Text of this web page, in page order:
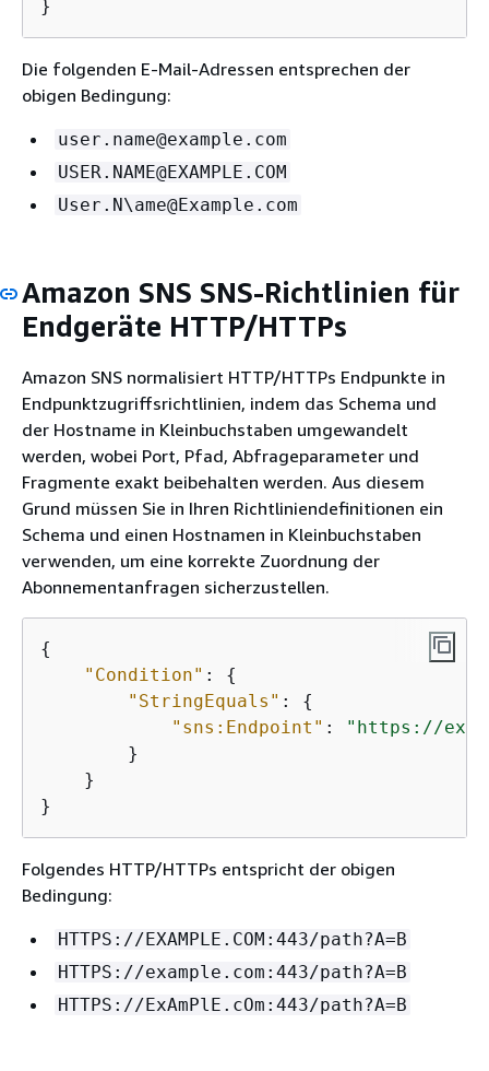
}
Die folgenden E-Mail-Adressen entsprechen der
obigen Bedingung:
user.name@example.com
USER.NAME@EXAMPLE.COM
User.N\ame@Example.com
Amazon SNS SNS-Richtlinien für
Endgeräte HTTP/HTTPs
Amazon SNS normalisiert HTTP/HTTPs Endpunkte in
Endpunktzugriffsrichtlinien, indem das Schema und
der Hostname in Kleinbuchstaben umgewandelt
werden, wobei Port, Pfad, Abfrageparameter und
Fragmente exakt beibehalten werden. Aus diesem
Grund müssen Sie in Ihren Richtliniendefinitionen ein
Schema und einen Hostnamen in Kleinbuchstaben
verwenden, um eine korrekte Zuordnung der
Abonnementanfragen sicherzustellen.
{
"Condition" : {
"StringEquals" : {
"sns:Endpoint" :
"https://
        }
    }
}
Folgendes HTTP/HTTPs entspricht der obigen
Bedingung:
HTTPS://EXAMPLE.COM:443/path?A=B
HTTPS://example.com:443/path?A=B
HTTPS://ExAmPlE.cOm:443/path?A=B